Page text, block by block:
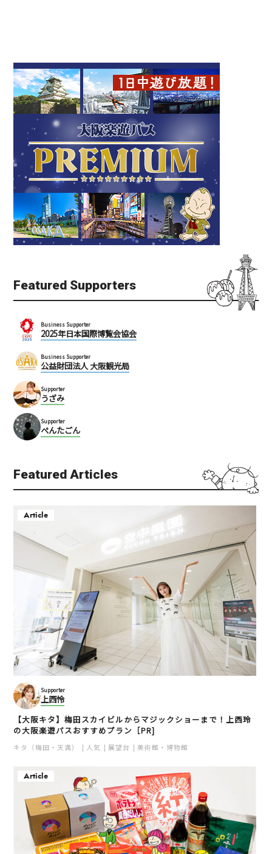
Featured Supporters
Business Supporter
2025年日本国際博覧会協会
Business Supporter
公益財団法人 大阪観光局
Supporter
うざみ
Supporter
ぺんたごん
Featured Articles
Article
Supporter
上西怜
【大阪キタ】梅田スカイビルからマジックショーまで！上西玲
の大阪楽遊パスおすすめプラン［PR]
キタ（梅田・天満） 人気 展望台 美術館・博物館
Article